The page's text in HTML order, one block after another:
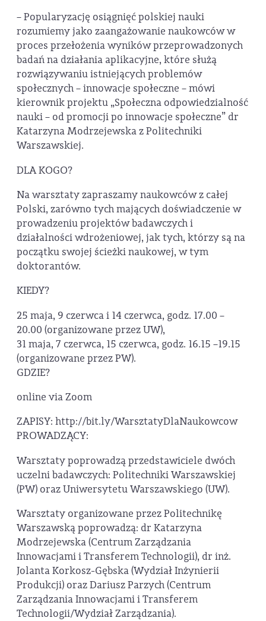
– Popularyzację osiągnięć polskiej nauki
rozumiemy jako zaangażowanie naukowców w
proces przełożenia wyników przeprowadzonych
badań na działania aplikacyjne, które służą
rozwiązywaniu istniejących problemów
społecznych – innowacje społeczne – mówi
kierownik projektu „Społeczna odpowiedzialność
nauki – od promocji po innowacje społeczne” dr
Katarzyna Modrzejewska z Politechniki
Warszawskiej.
DLA KOGO?
Na warsztaty zapraszamy naukowców z całej
Polski, zarówno tych mających doświadczenie w
prowadzeniu projektów badawczych i
działalności wdrożeniowej, jak tych, którzy są na
początku swojej ścieżki naukowej, w tym
doktorantów.
KIEDY?
25 maja, 9 czerwca i 14 czerwca, godz. 17.00 –
20.00 (organizowane przez UW),
31 maja, 7 czerwca, 15 czerwca, godz. 16.15 –19.15
(organizowane przez PW).
GDZIE?
online via Zoom
ZAPISY: http://bit.ly/WarsztatyDlaNaukowcow
PROWADZĄCY:
Warsztaty poprowadzą przedstawiciele dwóch
uczelni badawczych: Politechniki Warszawskiej
(PW) oraz Uniwersytetu Warszawskiego (UW).
Warsztaty organizowane przez Politechnikę
Warszawską poprowadzą: dr Katarzyna
Modrzejewska (Centrum Zarządzania
Innowacjami i Transferem Technologii), dr inż.
Jolanta Korkosz-Gębska (Wydział Inżynierii
Produkcji) oraz Dariusz Parzych (Centrum
Zarządzania Innowacjami i Transferem
Technologii/Wydział Zarządzania).